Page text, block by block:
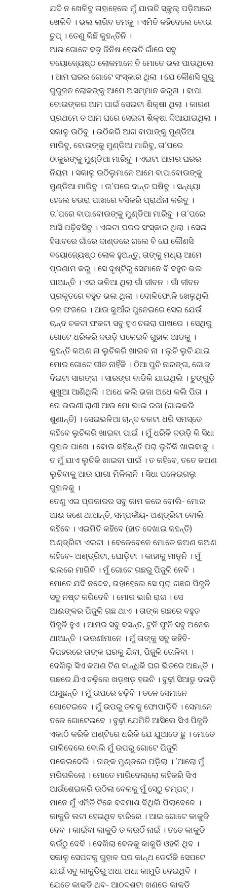
ଯଦି ନ ଖେଳିବୁ ତାହାହେଲେ ମୁଁ ଯାଉଚି ସ୍କୁଲ୍ ପଡ଼ିଆରେ
ଖେଳିବି । ଭଲ ଲାଗିବ ତମକୁ । ଏମିତି କହିଦେଲେ ବୋଉ
ଚୁପ୍ । ତେଣୁ କିଛି କୁହନ୍ତିନି ।
ଆଉ ଗୋଟେ ବଡ଼ ଜିନିଷ ହେଉଚି ଗାଁରେ ସବୁ
ବୟୋଜ୍ୟେଷ୍ଠ ଲୋକମାନେ ବି ମୋତେ ଭଲ ପାଉଥିଲେ
। ଆମ ଘରର ଗୋଟେ ସଂସ୍କାର ଥିଲା । ଯେ କୌଣସି ଗୁରୁ
ଗୁରୁଜନ ଲୋକଙ୍କୁ ଆମେ ଅସମ୍ମାନ କରୁନା । ବାପା
ବୋଉଙ୍କର ଆମ ପାଇଁ ସେଇଟା ଶିକ୍ଷା ଥିଲା । କାରଣ
ପ୍ରଥମେ ତ ଆମ ଘରେ ସେଇଟା ଶିକ୍ଷା ଦିଆଯାଇଥିଲା ।
ସକାଳୁ ଉଠିବୁ । ଉଠିକରି ଆଗ ବାପାଙ୍କୁ ମୁଣ୍ଡିଆ
ମାରିବୁ, ବୋଉଙ୍କୁ ମୁଣ୍ଡିଆ ମାରିବୁ, ତା’ପରେ
ଠାକୁରଙ୍କୁ ମୁଣ୍ଡିଆ ମାରିବୁ । ଏଇଟା ଆମର ଘରର
ନିୟମ । ସକାଳୁ ଉଠିଲୁମାନେ ଆମେ ବାପାବୋଉଙ୍କୁ
ମୁଣ୍ଡିଆ ମାରିବୁ । ତା’ପରେ ଦାନ୍ତ ଘଷିବୁ । ସନ୍ଧ୍ୟା
ହେଲେ ଚଉରା ପାଖରେ ବସିକରି ପ୍ରାର୍ଥନା କରିବୁ ।
ତା’ପରେ ବାପାବୋଉଙ୍କୁ ମୁଣ୍ଡିଆ ମାରିବୁ । ତା’ପରେ
ଆସି ପଢ଼ିବସିବୁ । ଏଇଟା ଘରର ସଂସ୍କାର ଥିଲା । ସେଇ
ହିସାବରେ ଗାଁରେ ଦାଣ୍ଡରେ ଗଲେ ବି ଯେ କୌଣସି
ବୟୋଜ୍ୟେଷ୍ଠ ଲୋକ ହୁଅନ୍ତୁ, ତାଙ୍କୁ ମଧ୍ୟ ଆମେ
ପ୍ରଣାମ କରୁ । ସେ ଦୃଷ୍ଟିରୁ ସେମାନେ ବି ବହୁତ ଭଲ
ପାଆନ୍ତି । ଏଇ ଭଳିଆ ଥିଲା ଗାଁ ଜୀବନ । ଗାଁ ଜୀବନ
ପ୍ରକୃତରେ ବହୁତ ଭଲ ଥିଲା । ଦୋଳିଫୋଳି ଖେଳୁଥିଲି
ରଜ ଫଜରେ । ଆଉ କୁଆଁର ପୁନେଇରେ ସେଇ ଯେଉଁ
ଚାନ୍ଦ ଚକଟା ଫକଟା ସବୁ ହୁଏ ଚଉରା ପାଖରେ । ସେଥିରୁ
ଗୋଟେ ଧରିକରି ଦଉଡ଼ି ପଳେଇବି ଗୁହାଳ ଆଡକୁ ।
କୁହନ୍ତି କଅଣ ନା ଲୁଚିକରି ଖାଇବ ନା । ଲୁଚି ଲୁଚି ଯାଇ
ମୋର ଗୋଟେ ଗୀତ ନାହିଁକି । ଠିଆ ପୁଚି ନାରଙ୍ଗ, ଗୋଡ
ଦିଇଟା ସାରଙ୍ଗ । ସାରଙ୍ଗ ବାଡିକି ଯାଇଥିଲି । ଚୁଙ୍ଗୁଡ଼ି
ଶୁଖୁଆ ଆଣିଥିଲି । ଅଧେ କଲି ଭଜା ଅଧେ କଲି ପିତା ।
ତୋ ଭଉଣୀ ରାଣୀ ଆଉ ମୋ ଭାଇ ରଜା (ଗାଇକରି
ଶୁଣାନ୍ତି) । ସେଇଭଳିଆ ଚାନ୍ଦ ଚକଟା ଧରି ସମସ୍ତେ
କହିବେ ଲୁଚିକରି ଖାଇବା ପାଇଁ । ମୁଁ ଧରିକି ଦଉଡ଼ି କି ସିଧା
ଗୁହାଳ ପାଖେ । ବୋଉ କହିଛନ୍ତି ପରା ଲୁଚିକି ଖାଇବାକୁ ।
ତ ମୁଁ ଯାଏ ଲୁଚିକି ଖାଇବା ପାଇଁ । ତ କହିବେ, ତତେ କଅଣ
ଲୁଚିବାକୁ ଆଉ ଯାଗା ମିଳିଲାନି । ସିଧା ପଳେଇଗଲୁ
ଗୁହାଳକୁ ।
ତେଣୁ ଏଇ ପ୍ରକାରର ସବୁ କାମ କରେ ବୋଲି- ମୋର
ଆଈ ଜଣେ ଥାଆନ୍ତି, ସମ୍ପର୍କୀୟ- ଅଣ୍ଡ୍ରିଟା ବୋଲି
କହିବେ । ଏଇମିତି କହିବେ (ହାତ ଦେଖାଇ କହନ୍ତି)
ଅଣ୍ଡ୍ରିଟା ଏଇଟା । ବେଳେବେଳେ ମୋତେ କଅଣ କଅଣ
କହିବେ- ଅଣ୍ଡ୍ରିଟା, ଘୋଡ଼ିଟା । କାହାକୁ ମାନୁନି । ମୁଁ
ଭଲରେ ମାଗିବି । ମୁଁ ଗୋଟେ ଗଛରୁ ପିଜୁଳି ନେବି ।
ମୋତେ ଯଦି ନଦେବ, ତାହାହେଲେ ସେ ପୂରା ଗଛର ପିଜୁଳି
ସବୁ ନଷ୍ଟ କରିଦେବି । ମୋର ଭାରି ରାଗ । ସେ
ଆଈଙ୍କର ପିଜୁଳି ଗଛ ଥାଏ । ତାଙ୍କ ଗଛରେ ବହୁତ
ପିଜୁଳି ହୁଏ । ଆମର ସବୁ ବସନ୍ତ, ଟୁନି ଫୁନି ସବୁ ଅନେକ
ଥାଆନ୍ତି । ଭଉଣୀମାନେ । ମୁଁ ତାଙ୍କୁ ସବୁ କହିବି-
ଦିପହରରେ ତାଙ୍କ ଘରକୁ ଯିବା, ପିଜୁଳି ତୋଳିବା ।
ଦେଖିଲୁ ସିଏ କଅଣ ଟିଣ ବାନ୍ଧିକି ଘର ଭିତରେ ଅଛନ୍ତି ।
ଗଛରେ ଯିଏ ଚଢ଼ିଲେ ଖଡ଼ଖଡ଼ ହଉଚି । ବୁଢ଼ୀ ସିଆଡୁ ଦଉଡ଼ି
ଆସୁଛନ୍ତି । ମୁଁ ଉପରେ ଚଢ଼ିବି । ତଳେ ସେମାନେ
ଗୋଟେଇବେ । ମୁଁ ଉପରୁ ତଳକୁ ଫୋପାଡ଼ିବି । ସେମାନେ
ତଳେ ଗୋଟେଇବେ । ବୁଢ଼ୀ ଯେମିତି ଆସିଲେ ସିଏ ପିଜୁଳି
ଏକାଠି କରିକି ଅଣ୍ଟିରେ ଧରିକି ଯେ ଯୁଆଡେ ଛୁ । ମୋତେ
ଗାଳିଦେଲେ ବୋଲି ମୁଁ ଉପରୁ ଗୋଟେ ପିଜୁଳି
ପକେଇଦେଲି । ତାଙ୍କ ମୁଣ୍ଡରେ ପଡ଼ିଲା । ‘ଆଲୋ ମୁଁ
ମରିଗଳିଲୋ । ମୋତେ ମାରିଦେଲାଲୋ କହିକରି ସିଏ
ଆଉଁଶେଇକରି ଉଠିଲା ବେଳକୁ ମୁଁ ସେଠୁ ଚମ୍ପଟ୍ ।
ମାନେ ମୁଁ ଏମିତି ଟିକେ ବଦମାଶ ବିଥିଲି ପିଲାବେଳେ ।
କାକୁଡି ଲଟା ହେଇଥିବ ବାରିରେ । ଆଇ ଗୋଟେ କାକୁଡି
ଦେବ । କାଇଁବା କାକୁଡି ତ କଉଠିଁ ନାଇଁ । ତତେ କାକୁଡି
କଉଁଠୁ ଦେବି । ଦେଖିଲା ବେଳକୁ କାକୁଡି ଓହଳି ଥିବ ।
ସକାଳୁ ସେପଟକୁ ଗୁହାଳ ଘର କାନ୍ଥ ଡେଇଁକି ସେପଟେ
ଯାଇଁ ସବୁ କାକୁଡିରୁ ଅଧା ଅଧା କାମୁଡି ଦେଇଥିବି ।
ଯେତେ କାକୁଡି ଥିବ- ଆଠଦଶଟା ଖଣ୍ଡେ କାକୁଡି